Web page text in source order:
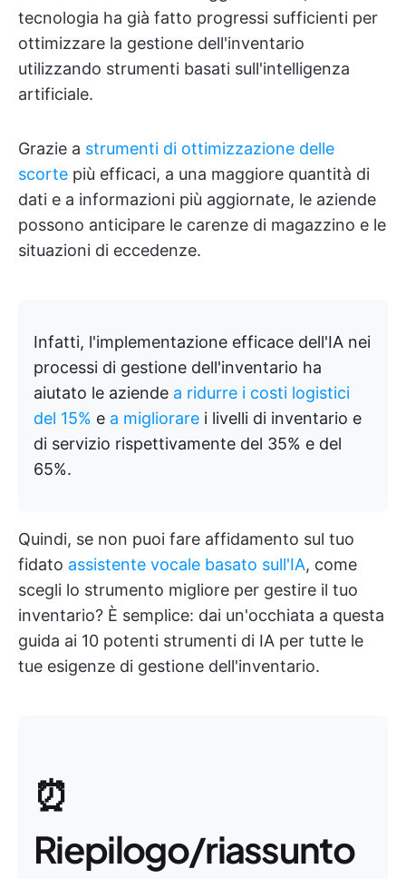
tecnologia ha già fatto progressi sufficienti per
ottimizzare la gestione dell'inventario
utilizzando strumenti basati sull'intelligenza
artificiale.
Grazie a strumenti di ottimizzazione delle
scorte più efficaci, a una maggiore quantità di
dati e a informazioni più aggiornate, le aziende
possono anticipare le carenze di magazzino e le
situazioni di eccedenze.
Infatti, l'implementazione efficace dell'IA nei
processi di gestione dell'inventario ha
aiutato le aziende a ridurre i costi logistici
del 15% e a migliorare i livelli di inventario e
di servizio rispettivamente del 35% e del
65%.
Quindi, se non puoi fare affidamento sul tuo
fidato assistente vocale basato sull'IA, come
scegli lo strumento migliore per gestire il tuo
inventario? È semplice: dai un'occhiata a questa
guida ai 10 potenti strumenti di IA per tutte le
tue esigenze di gestione dell'inventario.
⏰
Riepilogo/riassunto